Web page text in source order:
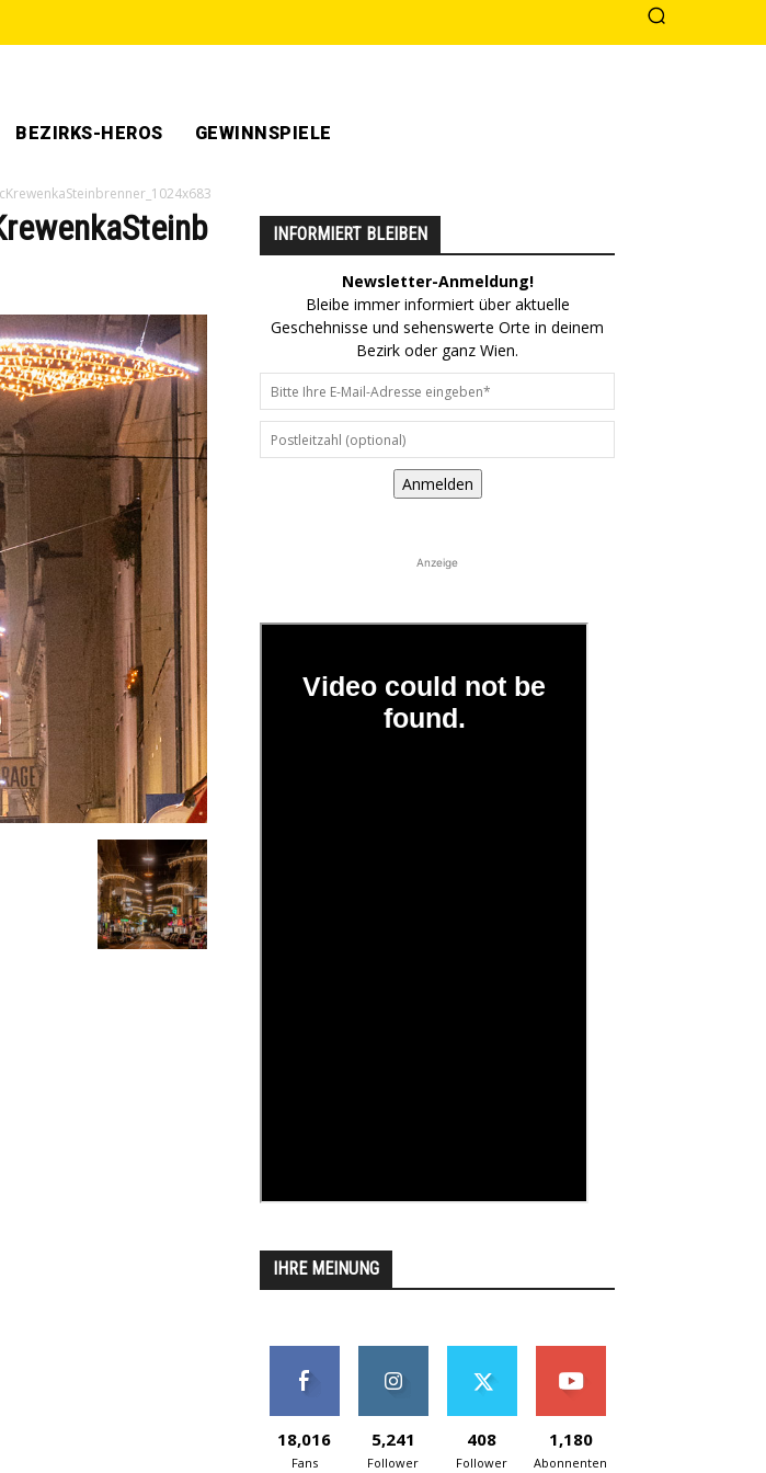
BEZIRKS-HEROS GEWINNSPIELE
INFORMIERT BLEIBEN
Newsletter-Anmeldung!
Bleibe immer informiert über aktuelle
Geschehnisse und sehenswerte Orte in deinem
Bezirk oder ganz Wien.
Anmelden
Anzeige
IHRE MEINUNG
18,016
Fans
5,241
Follower
408
Follower
1,180
Abonnenten